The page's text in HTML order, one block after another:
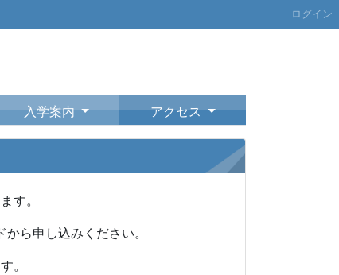
ログイン
入学案内 アクセス
す。
ら申し込みください。
。